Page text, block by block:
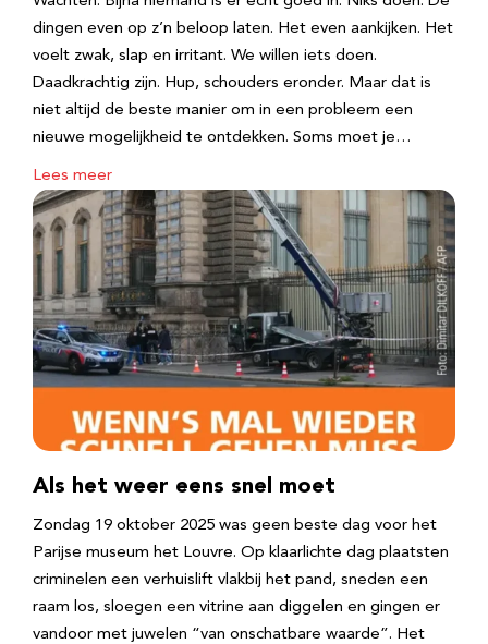
dingen even op z’n beloop laten. Het even aankijken. Het
voelt zwak, slap en irritant. We willen iets doen.
Daadkrachtig zijn. Hup, schouders eronder. Maar dat is
niet altijd de beste manier om in een probleem een
nieuwe mogelijkheid te ontdekken. Soms moet je…
Lees meer
Als het weer eens snel moet
Zondag 19 oktober 2025 was geen beste dag voor het
Parijse museum het Louvre. Op klaarlichte dag plaatsten
criminelen een verhuislift vlakbij het pand, sneden een
raam los, sloegen een vitrine aan diggelen en gingen er
vandoor met juwelen “van onschatbare waarde”. Het